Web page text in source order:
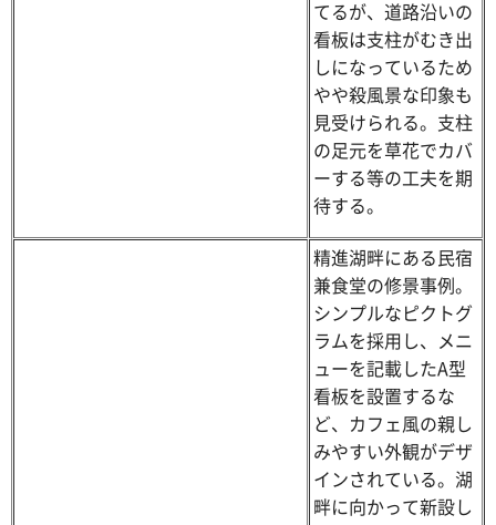
てるが、道路沿いの
看板は支柱がむき出
しになっているため
やや殺風景な印象も
見受けられる。支柱
の足元を草花でカバ
ーする等の工夫を期
待する。
精進湖畔にある民宿
兼食堂の修景事例。
シンプルなピクトグ
ラムを採用し、メニ
ューを記載したA型
看板を設置するな
ど、カフェ風の親し
みやすい外観がデザ
インされている。湖
畔に向かって新設し